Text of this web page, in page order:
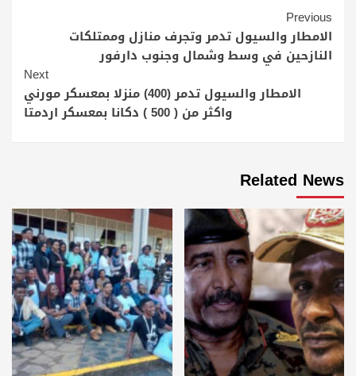
Continue
Reading
Previous
الامطار والسيول تدمر وتجرف منازل وممتلكات
النازحين في وسط وشمال وجنوب دارفور
Next
الامطار والسيول تدمر (400) منزلا بمعسكر مورني
واكثر من ( 500 ) دكانا بمعسكر اردمتا
Related News